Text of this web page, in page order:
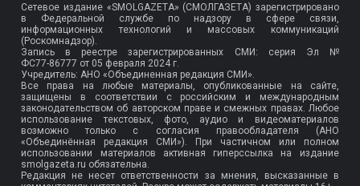
Сетевое издание «SMOLGAZETA» (СМОЛГАЗЕТА) зарегистрировано
в Федеральной службе по надзору в сфере связи,
информационных технологий и массовых коммуникаций
(Роскомнадзор).
Запись в реестре зарегистрированных СМИ: серия Эл №
ФС77-86777 от 05 февраля 2024 г.
Учредитель: АНО «Объединенная редакция СМИ».
Все права на любые материалы, опубликованные на сайте,
защищены в соответствии с российским и международным
законодательством об авторском праве и смежных правах. Любое
использование текстовых, фото, аудио и видеоматериалов
возможно только с согласия правообладателя (АНО
«Объединённая редакция СМИ»). При частичном или полном
использовании материалов активная гиперссылка на издание
smolgazeta.ru обязательна.
Редакция не несет ответственности за мнения, высказанные в